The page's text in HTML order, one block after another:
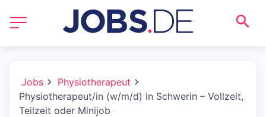
Jobs
Physiotherapeut
Physiotherapeut/in (w/m/d) in Schwerin – Vollzeit,
Teilzeit oder Minijob